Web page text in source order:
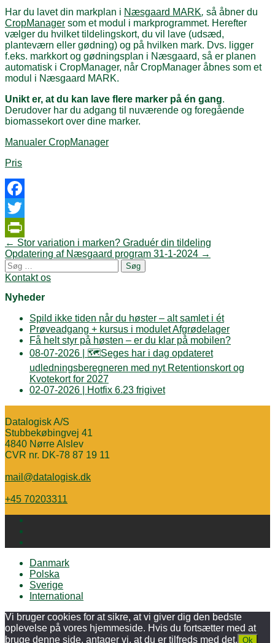
Har du lavet din markplan i Næsgaard MARK, så åbner du
CropManager som et modul i markprogrammet. Herefter
vælger du hvilket tildelingskort, du vil lave (udsæd,
planteværn eller gødning) og på hvilken mark. Dvs. ligger
f.eks. markkort og gødningsplan i Næsgaard, så er planen
automatisk i CropManager, når CropManager åbnes som et
modul i Næsgaard MARK.
Unikt er, at du kan lave flere marker på én gang.
Derudover har du adgang til nuværende og foregående
biomassekort over dine marker.
Manualer CropManager
Pris
Facebook
Twitter
PrintFriendly
Post
navigation
← Stor variation i marken? Graduér din tildeling
Opdatering af Næsgaard program 31-1-2024 →
Søg
efter:
Kontakt os
Nyheder
Spild ikke tiden når du høster – alt samlet i ét
Prøveadgang + kursus i modulet Afgrødelager
Få helt styr på høsten – er du klar på mobilen?
08-07-2026 | 🗺️Seges har i dag opdateret
udledningsberegneren med nyt Retentionskort og
Kvotekort for 2027
02-07-2026 | Hotfix 6.23 frigivet
Datalogisk A/S
Stubbekøbingvej 41
4840 Nørre Alslev
CVR nr. DK-78 87 19 11
mail@datalogisk.dk
+45 70203311
Danmark
Polska
Sverige
International
Vi bruger cookies for at sikre, at vi giver dig den bedste
oplevelse på vores hjemmeside. Hvis du fortsætter med at
bruge denne side, antager vi, at du er tilfreds med det. Ok